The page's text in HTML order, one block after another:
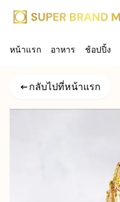
Menu
ผลลัพธ์
ปิด
หน้าแรก อาหาร ช้อปปิ้ง
กลับไปที่หน้าแรก